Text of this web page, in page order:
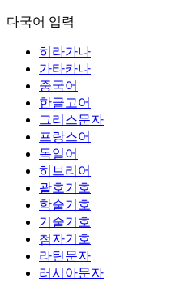
다국어 입력
히라가나
가타카나
중국어
한글고어
그리스문자
프랑스어
독일어
히브리어
괄호기호
학술기호
기술기호
첨자기호
라틴문자
러시아문자